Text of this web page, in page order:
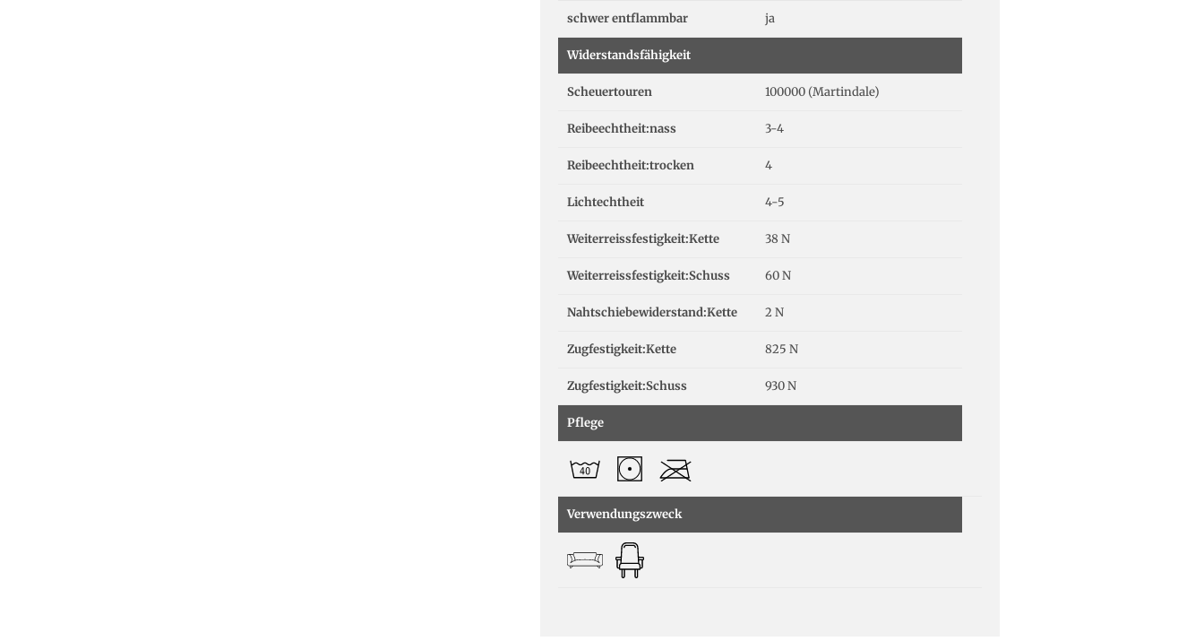
schwer entflammbar ja
Widerstandsfähigkeit
Scheuertouren 100000 (Martindale)
Reibeechtheit:nass 3-4
Reibeechtheit:trocken 4
Lichtechtheit 4-5
Weiterreissfestigkeit:Kette 38 N
Weiterreissfestigkeit:Schuss 60 N
Nahtschiebewiderstand:Kette 2 N
Zugfestigkeit:Kette 825 N
Zugfestigkeit:Schuss 930 N
Pflege
Verwendungszweck